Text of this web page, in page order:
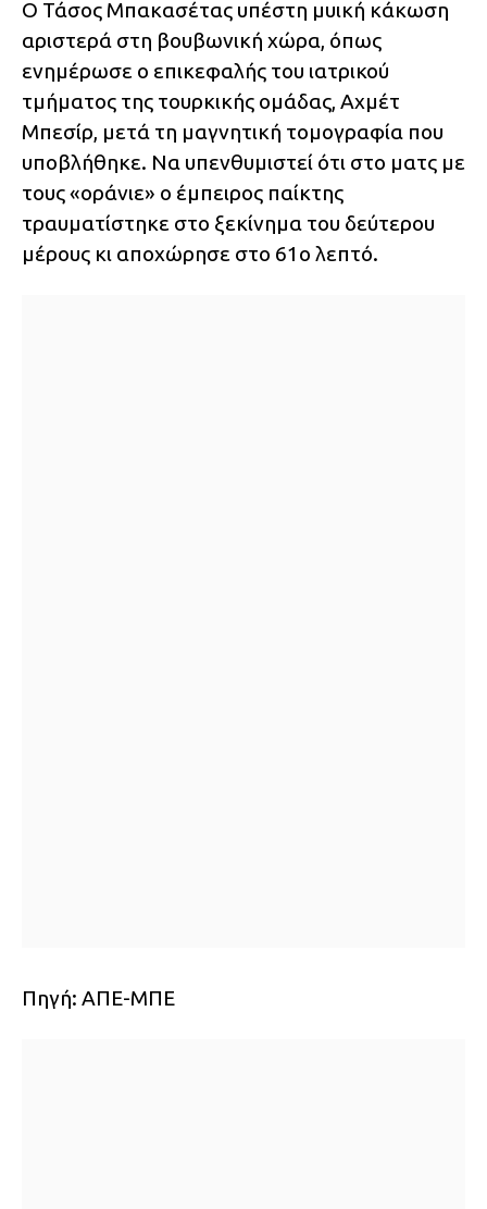
Ο Τάσος Μπακασέτας υπέστη μυική κάκωση
αριστερά στη βουβωνική χώρα, όπως
ενημέρωσε ο επικεφαλής του ιατρικού
τμήματος της τουρκικής ομάδας, Αχμέτ
Μπεσίρ, μετά τη μαγνητική τομογραφία που
υποβλήθηκε. Να υπενθυμιστεί ότι στο ματς με
τους «οράνιε» ο έμπειρος παίκτης
τραυματίστηκε στο ξεκίνημα του δεύτερου
μέρους κι αποχώρησε στο 61ο λεπτό.
Πηγή: ΑΠΕ-ΜΠΕ